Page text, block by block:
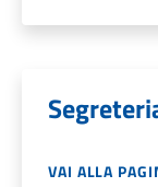
VAI ALLA